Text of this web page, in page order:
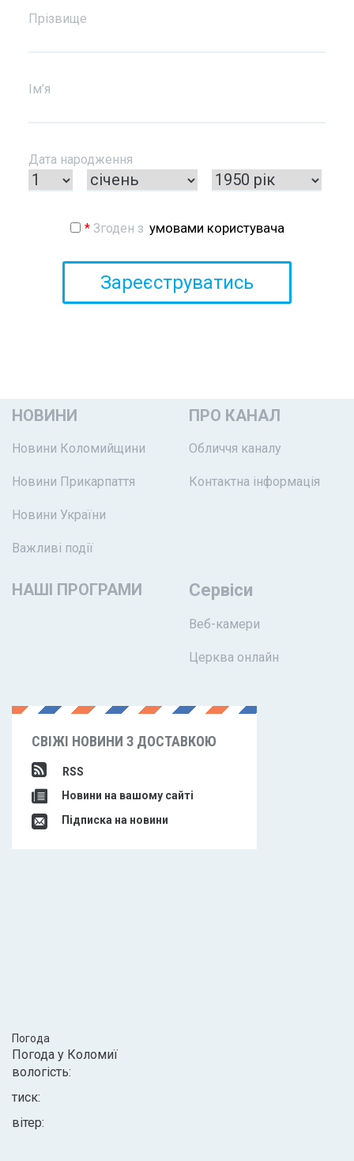
Прізвище
Iм’я
Дата народження
*Згоден з умовами користувача
НОВИНИ
Новини Коломийщини
Новини Прикарпаття
Новини України
Важливі події
ПРО КАНАЛ
Обличчя каналу
Контактна інформація
НАШІ ПРОГРАМИ Сервіси
Веб-камери
Церква онлайн
СВІЖІ НОВИНИ З ДОСТАВКОЮ
RSS
Новини на вашому сайті
Підписка на новини
Погода
Погода у Коломиї
вологість:
тиск:
вітер: